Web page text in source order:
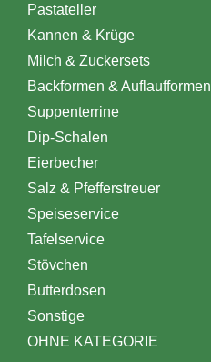
Pastateller
Kannen & Krüge
Milch & Zuckersets
Backformen & Auflaufformen
Suppenterrine
Dip-Schalen
Eierbecher
Salz & Pfefferstreuer
Speiseservice
Tafelservice
Stövchen
Butterdosen
Sonstige
OHNE KATEGORIE